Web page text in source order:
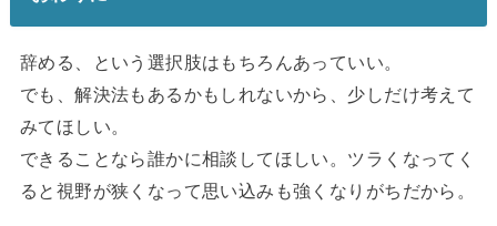
辞める、という選択肢はもちろんあっていい。
でも、解決法もあるかもしれないから、少しだけ考えて
みてほしい。
できることなら誰かに相談してほしい。ツラくなってく
ると視野が狭くなって思い込みも強くなりがちだから。